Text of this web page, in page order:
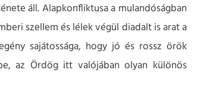
áll. Alapkonfliktusa a mulandóságban
szellem és lélek végül diadalt is arat a
sajátossága, hogy jó és rossz örök
az Ördög itt valójában olyan különös